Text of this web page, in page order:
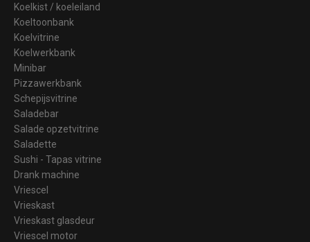
Koelkist / koeleiland
Koeltoonbank
Koelvitrine
Koelwerkbank
Minibar
Pizzawerkbank
Schepijsvitrine
Saladebar
Salade opzetvitrine
Saladette
Sushi - Tapas vitrine
Drank machine
Vriescel
Vrieskast
Vrieskast glasdeur
Vriescel motor